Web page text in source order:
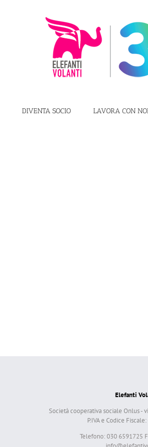
DIVENTA SOCIO LAVORA CON
Elefanti
Società cooperativa sociale Onlus -
P.IVA e Codice
Telefono: 030 6591725